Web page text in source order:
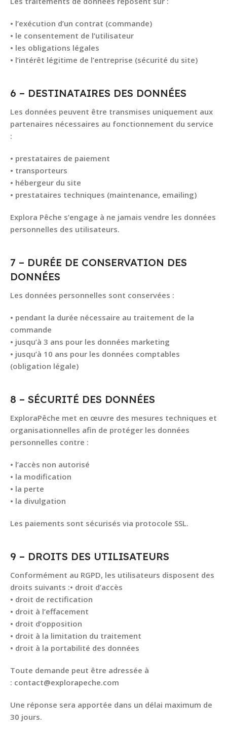
• l’exécution d’un contrat (commande)
• le consentement de l’utilisateur
• les obligations légales
• l’intérêt légitime de l’entreprise (sécurité du site)
6 – DESTINATAIRES DES DONNÉES
Les données peuvent être transmises uniquement aux
partenaires nécessaires au fonctionnement du service
:
• prestataires de paiement
• transporteurs
• hébergeur du site
• prestataires techniques (maintenance, emailing)
Explora Pêche s’engage à ne jamais vendre les données
personnelles des utilisateurs.
7 – DURÉE DE CONSERVATION DES
DONNÉES
Les données personnelles sont conservées :
• pendant la durée nécessaire au traitement de la
commande
• jusqu’à 3 ans pour les données marketing
• jusqu’à 10 ans pour les données comptables
(obligation légale)
8 – SÉCURITÉ DES DONNÉES
ExploraPêche met en œuvre des mesures techniques et
organisationnelles afin de protéger les données
personnelles contre :
• l’accès non autorisé
• la modification
• la perte
• la divulgation
Les paiements sont sécurisés via protocole SSL.
9 – DROITS DES UTILISATEURS
Conformément au RGPD, les utilisateurs disposent des
droits suivants :• droit d’accès
• droit de rectification
• droit à l’effacement
• droit d’opposition
• droit à la limitation du traitement
• droit à la portabilité des données
Toute demande peut être adressée à
: contact@explorapeche.com
Une réponse sera apportée dans un délai maximum de
30 jours.